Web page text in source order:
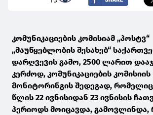
კომუნიკაციების კომისიამ „პოსტვ“
„მაუწყებლობის შესახებ“
დარღვევის გამო, 2500 ლარით
კერძოდ, კომუნიკაციების კომისიის
მონიტორინგის შედეგად,
წლის 22 ივნისიდან 23 ივნისის
პერიოდს მოიცავდა, გამოვლინდა,